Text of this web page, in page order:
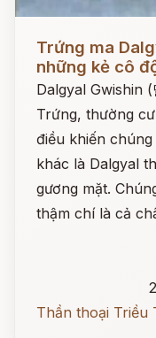
Trứng ma
những kẻ cô
Dalgyal Gwishin
Trứng, thường
điều khiến
khác là Dalgyal
gương mặt.
thậm chí là cả
Thần thoại Triều